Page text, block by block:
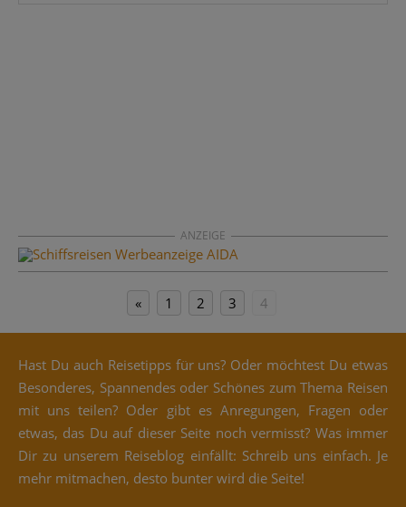
ANZEIGE
« 1 2 3 4
Hast Du auch Rei­se­tipps für uns? Oder möch­test Du etwas
Beson­de­res, Span­nen­des oder Schö­nes zum The­ma Rei­sen
mit uns tei­len? Oder gibt es Anre­gun­gen, Fra­gen oder
etwas, das Du auf die­ser Sei­te noch ver­misst? Was immer
Dir zu unse­rem Rei­se­blog ein­fällt: Schreib uns ein­fach. Je
mehr mit­ma­chen, des­to bun­ter wird die Seite!